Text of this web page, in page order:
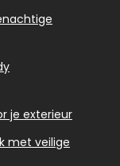
je exterieur
met veilige